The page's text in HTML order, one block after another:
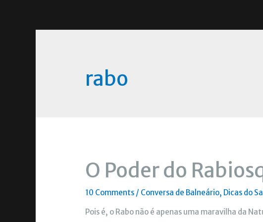
rabo
O Poder do
10 Comments / Conversa de Balneário, Dicas do
Pois é, o Rabo não é apenas uma maravilha da